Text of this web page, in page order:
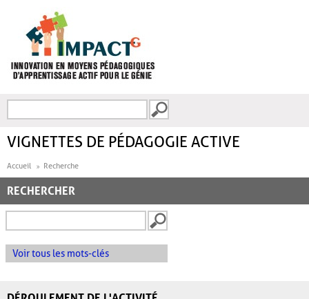
FORMULAIRE DE
VIGNETTES DE PÉDAGOGIE ACTIVE
Accueil Recherche
RECHERCHER
Voir tous les mots-clés